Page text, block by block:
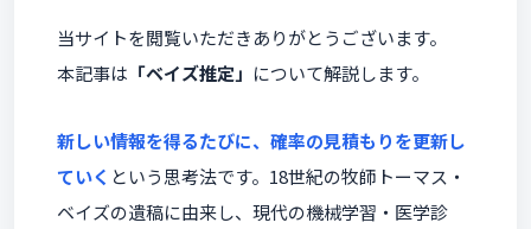
当サイトを閲覧いただきありがとうございます。
本記事は 「ベイズ推定」 について解説します。
新しい情報を得るたびに、確率の見積もりを更新し
ていく という思考法です。18世紀の牧師トーマス・
ベイズの遺稿に由来し、現代の機械学習・医学診